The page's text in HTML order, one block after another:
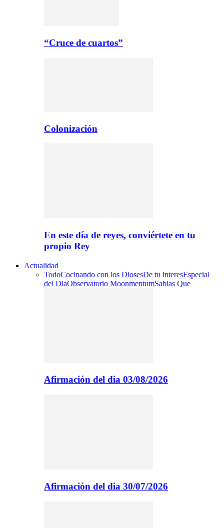
“Cruce de cuartos”
Colonización
En este día de reyes, conviértete en tu
propio Rey
Actualidad
TodoCocinando con los DiosesDe tu interesEspecial
del DiaObservatorio MoonmentumSabias Que
Afirmación del dia 03/08/2026
Afirmación del dia 30/07/2026